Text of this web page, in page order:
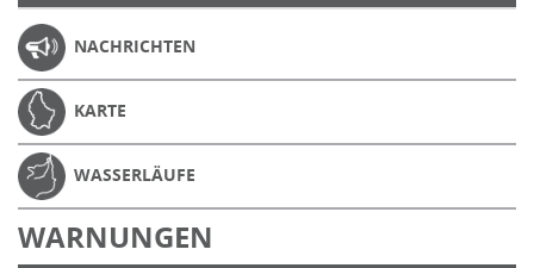
NACHRICHTEN
KARTE
WASSERLÄUFE
WARNUNGEN